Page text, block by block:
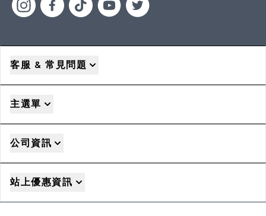
客服 & 常見問題
主選單
公司資訊
站上優惠資訊